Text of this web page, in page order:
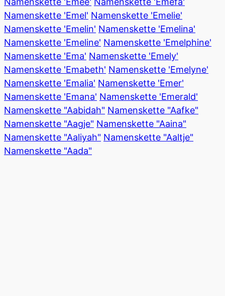
Namenskette 'Emel' Namenskette 'Emelie'
Namenskette 'Emelin' Namenskette 'Emelina'
Namenskette 'Emeline' Namenskette 'Emelphine'
Namenskette 'Ema' Namenskette 'Emely'
Namenskette 'Emabeth' Namenskette 'Emelyne'
Namenskette 'Emalia' Namenskette 'Emer'
Namenskette 'Emana' Namenskette 'Emerald'
Namenskette "Aabidah" Namenskette "Aafke"
Namenskette "Aagje" Namenskette "Aaina"
Namenskette "Aaliyah" Namenskette "Aaltje"
Namenskette "Aada"